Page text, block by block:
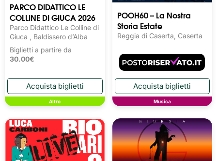
PARCO DIDATTICO LE
COLLINE DI GIUCA 2026
Parco Didattico Le Colline di
Giuca , Baldissero d’Alba
Biglietti a partire da
30.00€
Altro
POOH60 – La Nostra
Storia Estate
Reggia di Caserta, Caserta
Musica